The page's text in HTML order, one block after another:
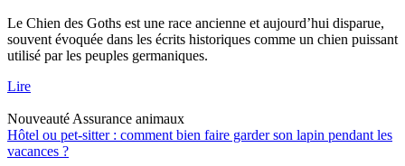
Le Chien des Goths est une race ancienne et aujourd’hui disparue,
souvent évoquée dans les écrits historiques comme un chien puissant
utilisé par les peuples germaniques.
Lire
Nouveauté Assurance animaux
Hôtel ou pet-sitter : comment bien faire garder son lapin pendant les
vacances ?